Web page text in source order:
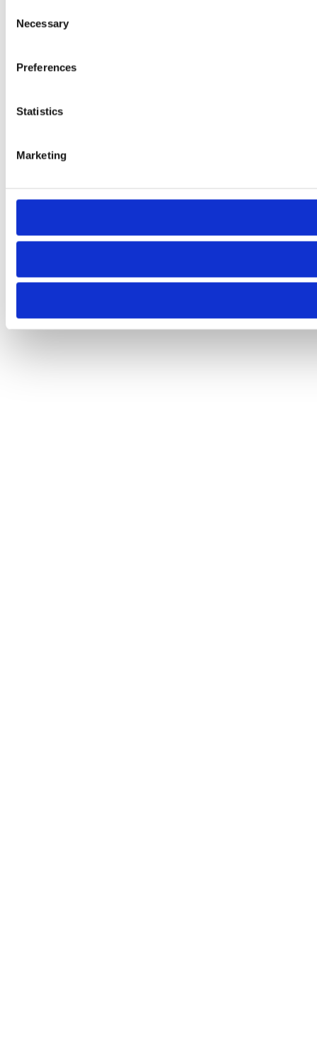
Selection
Necessary
Preferences
Statistics
Marketing